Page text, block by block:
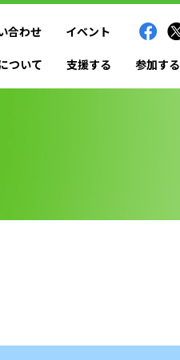
ついて 支援する 参加する
合わせ イベント